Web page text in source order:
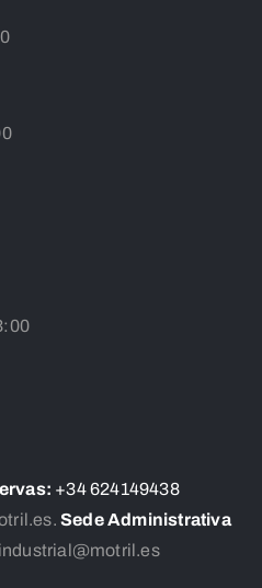
+34 624149438
Sede Administrativa